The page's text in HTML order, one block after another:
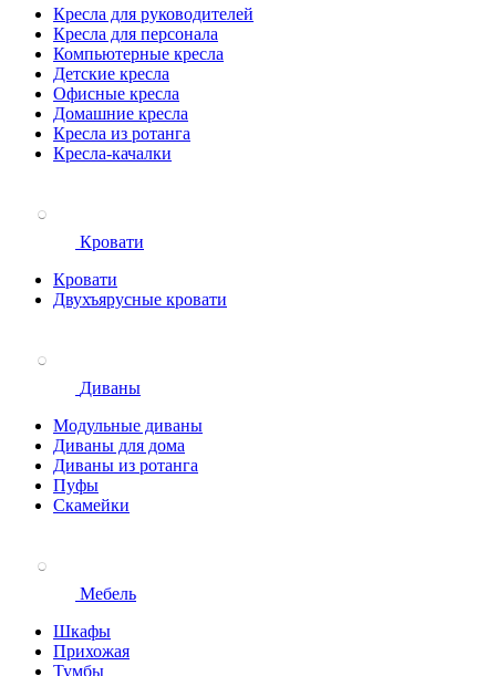
Кресла для руководителей
Кресла для персонала
Компьютерные кресла
Детские кресла
Офисные кресла
Домашние кресла
Кресла из ротанга
Кресла-качалки
Кровати
Кровати
Двухъярусные кровати
Диваны
Модульные диваны
Диваны для дома
Диваны из ротанга
Пуфы
Скамейки
Мебель
Шкафы
Прихожая
Тумбы